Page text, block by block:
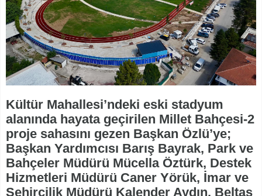
Kültür Mahallesi’ndeki eski stadyum
alanında hayata geçirilen Millet Bahçesi-2
proje sahasını gezen Başkan Özlü’ye;
Başkan Yardımcısı Barış Bayrak, Park ve
Bahçeler Müdürü Mücella Öztürk, Destek
Hizmetleri Müdürü Caner Yörük, İmar ve
Şehircilik Müdürü Kalender Aydın, Beltaş